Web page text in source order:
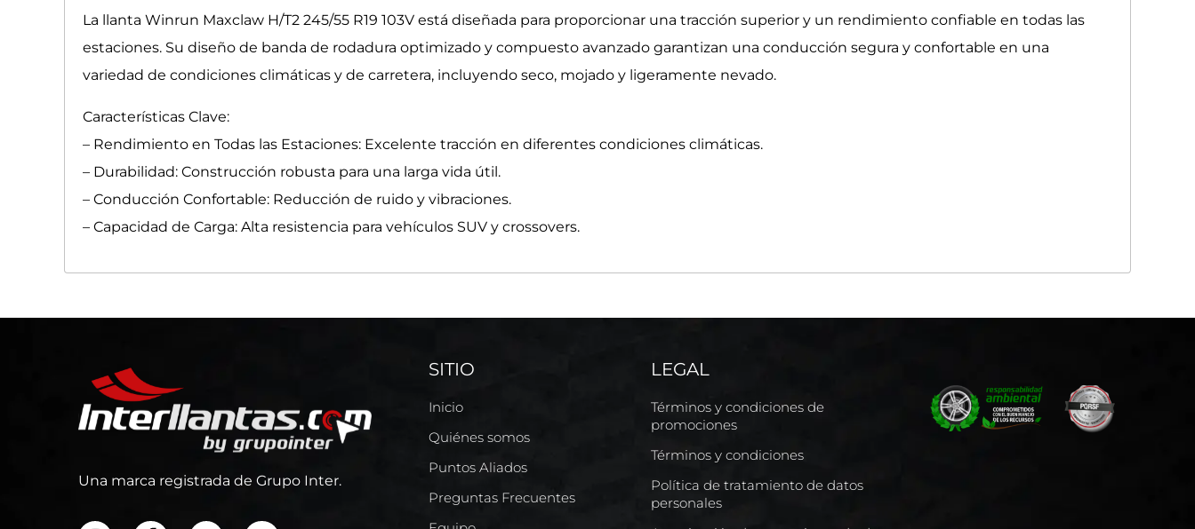
La llanta Winrun Maxclaw H/T2 245/55 R19 103V está diseñada para proporcionar una tracción superior y un rendimiento confiable en todas las
estaciones. Su diseño de banda de rodadura optimizado y compuesto avanzado garantizan una conducción segura y confortable en una
variedad de condiciones climáticas y de carretera, incluyendo seco, mojado y ligeramente nevado.
Características Clave:
– Rendimiento en Todas las Estaciones: Excelente tracción en diferentes condiciones climáticas.
– Durabilidad: Construcción robusta para una larga vida útil.
– Conducción Confortable: Reducción de ruido y vibraciones.
– Capacidad de Carga: Alta resistencia para vehículos SUV y crossovers.
Una marca registrada de Grupo Inter.
SITIO
Inicio
Quiénes somos
Puntos Aliados
Preguntas Frecuentes
LEGAL
Términos y condiciones de
promociones
Términos y condiciones
Política de tratamiento de datos
personales